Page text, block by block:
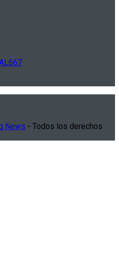
667
News - Todos los derechos